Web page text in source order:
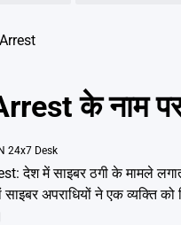
के नाम पर
24x7 Desk
देश में साइबर ठगी के मामले
अपराधियों ने एक व्यक्ति